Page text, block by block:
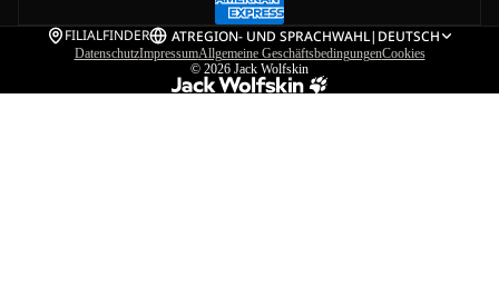
FILIALFINDER ATREGION- UND SPRACHWAHL| DEUTSCH
DatenschutzImpressumAllgemeine GeschäftsbedingungenCookies
© 2026 Jack Wolfskin